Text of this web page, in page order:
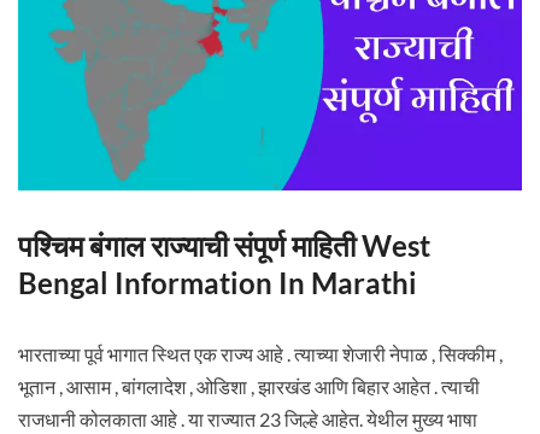
पश्चिम बंगाल राज्याची संपूर्ण माहिती West
Bengal Information In Marathi
भारताच्या पूर्व भागात स्थित एक राज्य आहे . त्याच्या शेजारी नेपाळ , सिक्कीम ,
भूतान , आसाम , बांगलादेश , ओडिशा , झारखंड आणि बिहार आहेत . त्याची
राजधानी कोलकाता आहे . या राज्यात 23 जिल्हे आहेत. येथील मुख्य भाषा